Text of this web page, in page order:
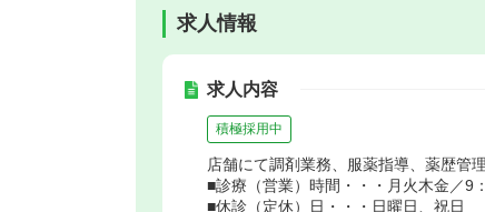
求人情報
求人内容
積極採用中
店舗にて調剤業務、服薬指導、薬歴管
■診療（営業）時間・・・月火木金／
■休診（定休）日・・・日曜日、祝日